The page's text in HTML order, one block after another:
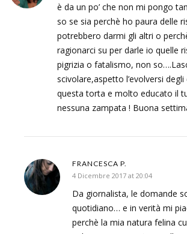
è da un po’ che non mi pongo
so se sia perchè ho paura delle
potrebbero darmi gli altri o
ragionarci su per darle io quelle
pigrizia o fatalismo, non
scivolare,aspetto l’evolversi
questa torta e molto educato il
nessuna zampata ! Buona
FRANCESCA P.
4 Dicembre 2017 at 20:04
Da giornalista, le domande
quotidiano… e in verità mi
perchè la mia natura felina